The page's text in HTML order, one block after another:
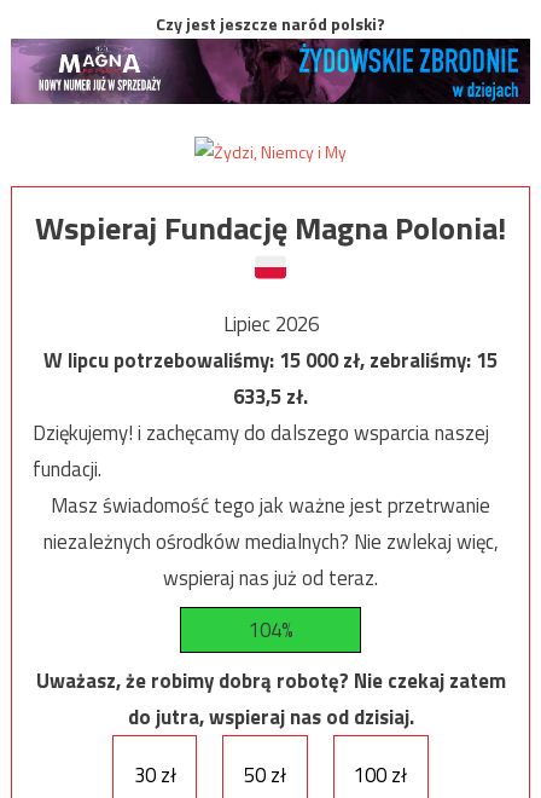
Czy jest jeszcze naród polski?
Wspieraj Fundację Magna Polonia!
Lipiec 2026
W lipcu potrzebowaliśmy:15 000zł, zebraliśmy:15
633,5zł.
Dziękujemy! i zachęcamy do dalszego wsparcia naszej
fundacji.
Masz świadomość tego jak ważne jest przetrwanie
niezależnych ośrodków medialnych? Nie zwlekaj więc,
wspieraj nas już od teraz.
104%
Uważasz, że robimy dobrą robotę? Nie czekaj zatem
do jutra, wspieraj nas od dzisiaj.
30 zł
50 zł 100 zł